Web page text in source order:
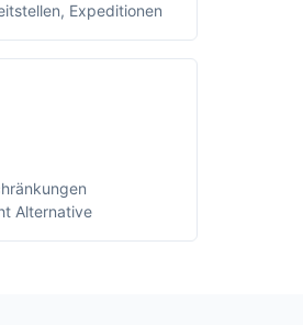
Expeditionen
Alternative